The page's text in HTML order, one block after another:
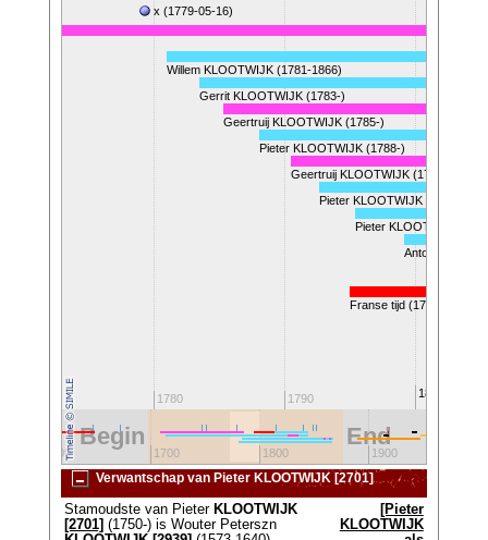
1780 1790 1800
Antonie
Pieter KLOOTWIJK
Franse tijd (1795-1813)
Pieter KLOOTWIJK (1792-)
Geertruij KLOOTWIJK (1790-)
Pieter KLOOTWIJK (1788-)
Geertruij KLOOTWIJK (1785-)
Gerrit KLOOTWIJK (1783-)
Willem KLOOTWIJK (1781-1866)
x (1779-05-16)
1600 1700 1800 1900
Begin End
Verwantschap van Pieter KLOOTWIJK [2701]
Stamoudste van Pieter KLOOTWIJK
[2701] (1750-) is Wouter Peterszn
[Pieter
KLOOTWIJK